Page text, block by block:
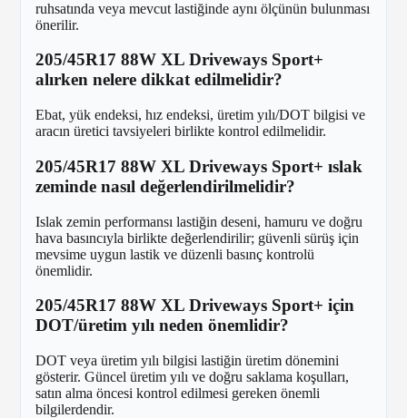
ruhsatında veya mevcut lastiğinde aynı ölçünün bulunması
önerilir.
205/45R17 88W XL Driveways Sport+
alırken nelere dikkat edilmelidir?
Ebat, yük endeksi, hız endeksi, üretim yılı/DOT bilgisi ve
aracın üretici tavsiyeleri birlikte kontrol edilmelidir.
205/45R17 88W XL Driveways Sport+ ıslak
zeminde nasıl değerlendirilmelidir?
Islak zemin performansı lastiğin deseni, hamuru ve doğru
hava basıncıyla birlikte değerlendirilir; güvenli sürüş için
mevsime uygun lastik ve düzenli basınç kontrolü
önemlidir.
205/45R17 88W XL Driveways Sport+ için
DOT/üretim yılı neden önemlidir?
DOT veya üretim yılı bilgisi lastiğin üretim dönemini
gösterir. Güncel üretim yılı ve doğru saklama koşulları,
satın alma öncesi kontrol edilmesi gereken önemli
bilgilerdendir.